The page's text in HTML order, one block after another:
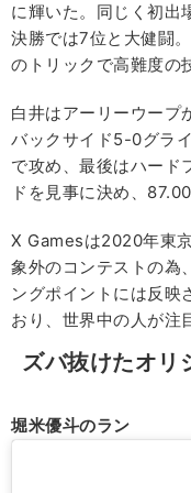
に輝いた。同じく初出
決勝では7位と大健闘
のトリックで高難度の
白井はアーリーウープ
バックサイド5-0グラ
で攻め、最後はハード
ドを見事に決め、
X Gamesは2020年東
象外のコンテストの為
ングポイントには反映
おり、世界中の人が注
ズバ抜けたオリ
堀米優斗のラン